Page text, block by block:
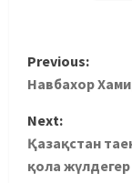
Previous:
Навбахор
Next:
Қазақстан
қола